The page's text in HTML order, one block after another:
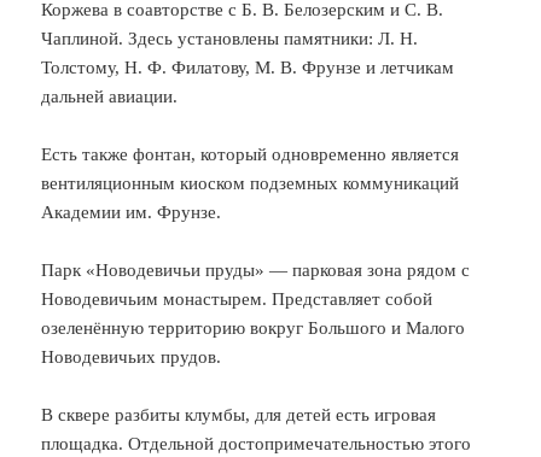
Коржева в соавторстве с Б. В. Белозерским и С. В.
Чаплиной. Здесь установлены памятники: Л. Н.
Толстому, Н. Ф. Филатову, М. В. Фрунзе и летчикам
дальней авиации.
Есть также фонтан, который одновременно является
вентиляционным киоском подземных коммуникаций
Академии им. Фрунзе.
Парк «Новодевичьи пруды» — парковая зона рядом с
Новодевичьим монастырем. Представляет собой
озеленённую территорию вокруг Большого и Малого
Новодевичьих прудов.
В сквере разбиты клумбы, для детей есть игровая
площадка. Отдельной достопримечательностью этого